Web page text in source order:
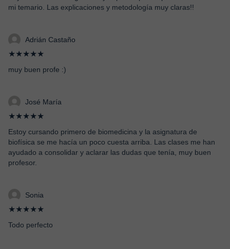
mi temario. Las explicaciones y metodología muy claras!!
Adrián Castaño
★★★★★
muy buen profe :)
José María
★★★★★
Estoy cursando primero de biomedicina y la asignatura de
biofísica se me hacía un poco cuesta arriba. Las clases me han
ayudado a consolidar y aclarar las dudas que tenía, muy buen
profesor.
Sonia
★★★★★
Todo perfecto